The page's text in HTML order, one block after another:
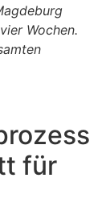
Wochen.
für